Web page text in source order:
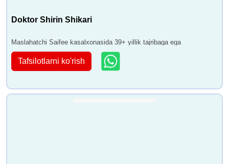
Doktor Shirin Shikari
Maslahatchi Saifee kasalxonasida 39+ yillik tajribaga ega
Tafsilotlarni ko'rish